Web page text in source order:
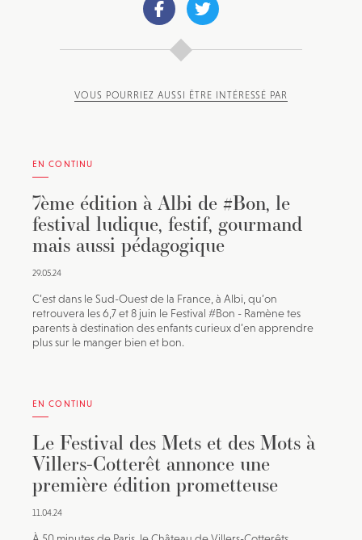
VOUS POURRIEZ AUSSI ÊTRE INTÉRESSÉ PAR
EN CONTINU
7ème édition à Albi de #Bon, le
festival ludique, festif, gourmand
mais aussi pédagogique
29.05.24
C’est dans le Sud-Ouest de la France, à Albi, qu’on
retrouvera les 6,7 et 8 juin le Festival #Bon - Ramène tes
parents à destination des enfants curieux d’en apprendre
plus sur le manger bien et bon.
EN CONTINU
Le Festival des Mets et des Mots à
Villers-Cotterêt annonce une
première édition prometteuse
11.04.24